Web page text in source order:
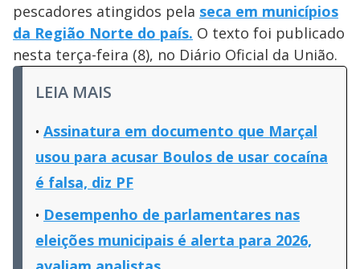
pescadores atingidos pela seca em municípios
da Região Norte do país. O texto foi publicado
nesta terça-feira (8), no Diário Oficial da União.
LEIA MAIS
Assinatura em documento que Marçal
usou para acusar Boulos de usar cocaína
é falsa, diz PF
Desempenho de parlamentares nas
eleições municipais é alerta para 2026,